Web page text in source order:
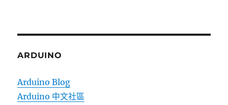
ARDUINO
Arduino Blog
Arduino 中文社區